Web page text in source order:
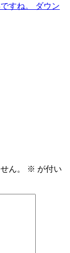
すね。 ダウン
ん。 ※ が付い